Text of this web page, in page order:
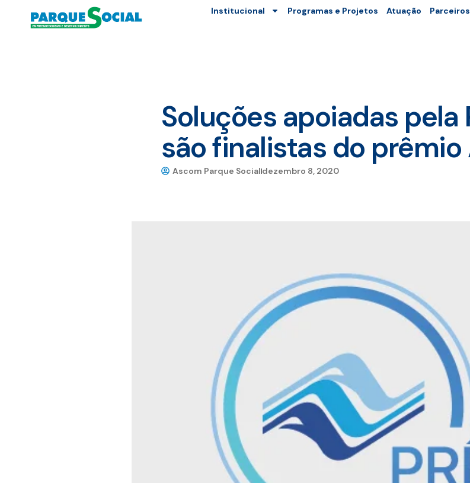
Institucional Programas e Projetos Atuação Parceiros
Soluções apoiadas pela
são finalistas do
Ascom Parque Social dezembro 8, 2020